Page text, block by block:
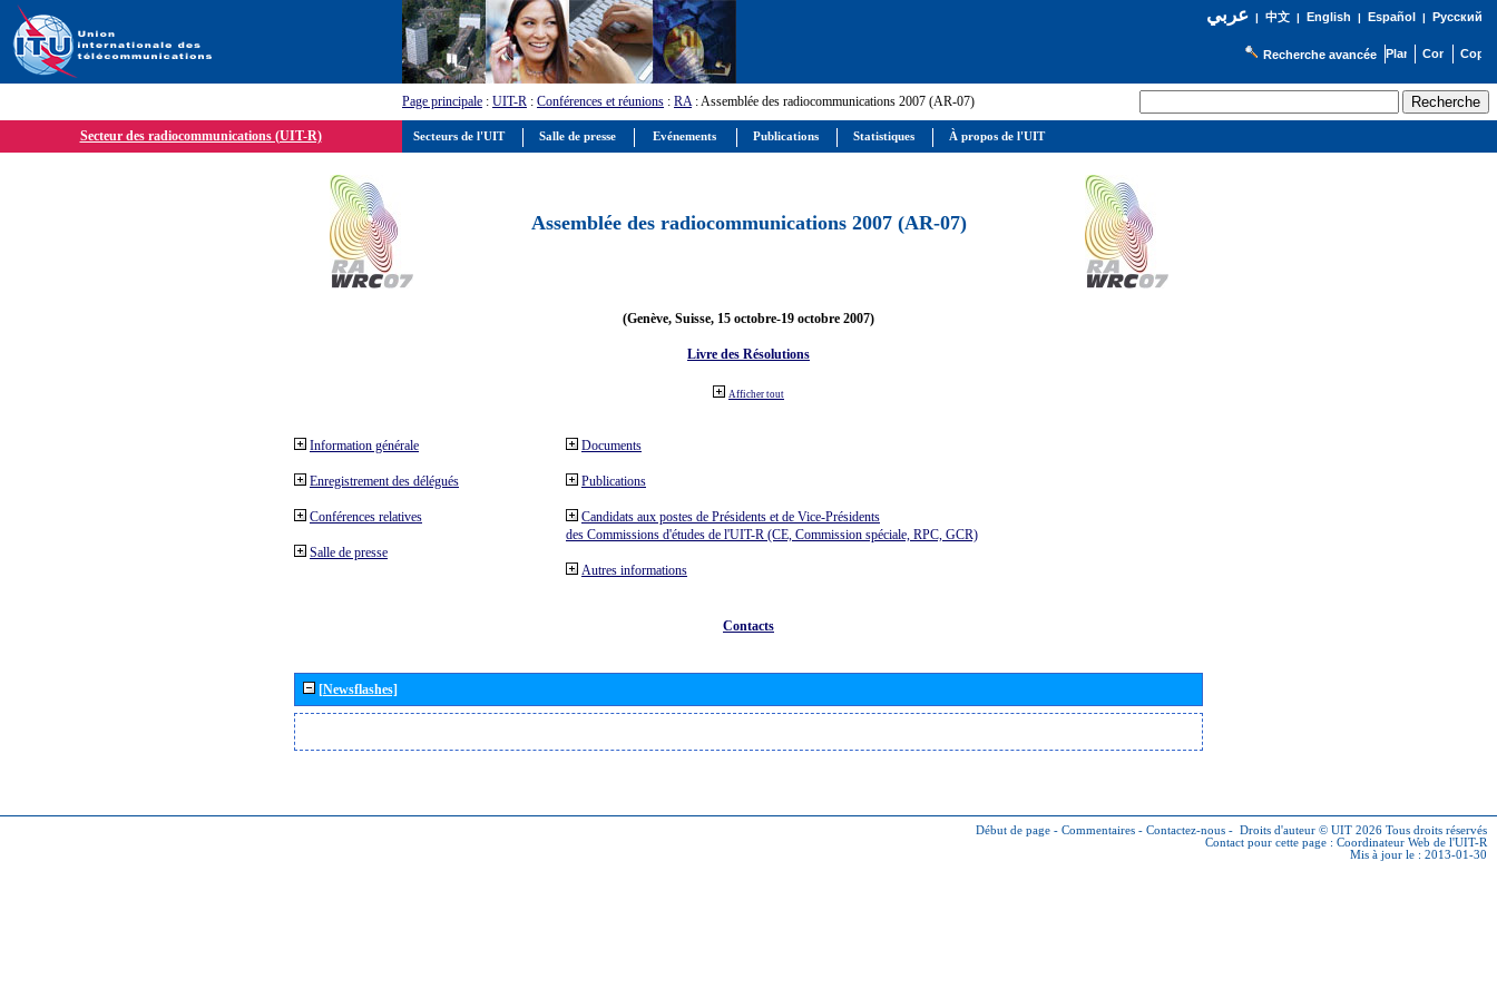
عربي| 中文| English | Español | Русский
Recherche avancée
Page principale : UIT-R : Conférences et réunions : RA: Assemblée des radiocommunications 2007 (AR-07)
Secteur des radiocommunications (UIT-R)
Assemblée des radiocommunications 2007 (AR-07)
(Genève, Suisse, 15 octobre-19 octobre 2007)
Livre des Résolutions
Afficher tout
Information générale
Enregistrement des délégués
Conférences relatives
Salle de presse
Documents
Publications
Candidats aux postes de Présidents et de Vice-Présidents
des Commissions d'études de l'UIT-R (CE, Commission spéciale, RPC, GCR)
Autres informations
Contacts
[Newsflashes]
Début de page - Commentaires - Contactez-nous - Droits d'auteur © UIT 2026 Tous droits réservés
Contact pour cette page : Coordinateur Web de l'UIT-R
Mis à jour le : 2013-01-30
Secteurs de l'UIT Salle de presse Evénements Publications Statistiques À propos de l'UIT